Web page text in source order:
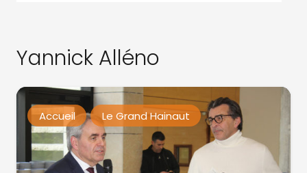
Yannick Alléno
Accueil Le Grand Hainaut